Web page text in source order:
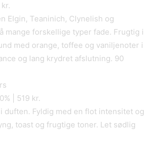
Elgin, Teaninich, Clynelish og
mange forskellige typer fade. Frugtig i
med orange, toffee og vaniljenoter i
og lang krydret afslutning. 90
| 519 kr.
duften. Fyldig med en flot intensitet og
toast og frugtige toner. Let sødlig